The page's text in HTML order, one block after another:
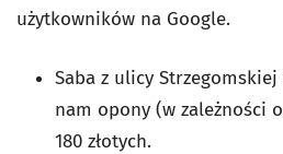
użytkowników na Google.
Saba z ulicy
nam opony (w zależności
180 złotych.